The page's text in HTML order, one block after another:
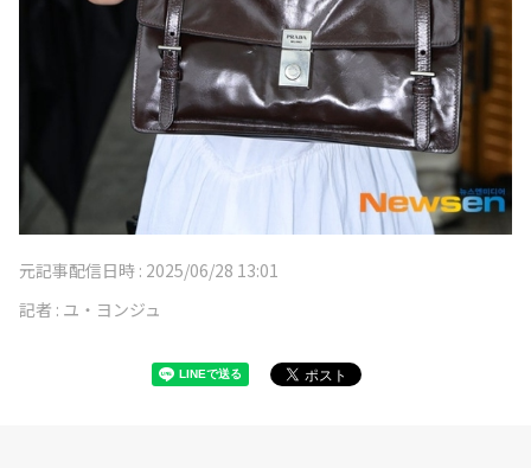
元記事配信日時 : 2025/06/28 13:01
記者 : ユ・ヨンジュ